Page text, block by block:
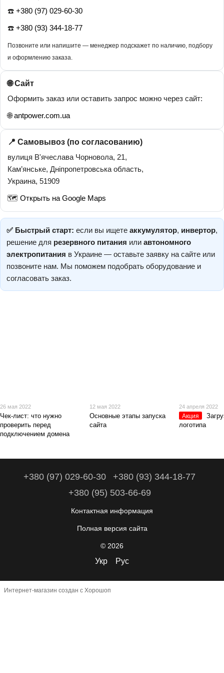
☎️ +380 (97) 029-60-30
☎️ +380 (93) 344-18-77
Позвоните или напишите — менеджер подскажет по наличию, подбору
и оформлению заказа.
🌐 Сайт
Оформить заказ или оставить запрос можно через сайт:
🌐antpower.com.ua
📍 Самовывоз (по согласованию)
вулиця В'ячеслава Чорновола, 21,
Кам’янське, Дніпропетровська область,
Украина, 51909
🗺️ Открыть на Google Maps
✅ Быстрый старт: если вы ищете аккумулятор, инвертор,
решение для резервного питания или автономного
электропитания в Украине — оставьте заявку на сайте или
позвоните нам. Мы поможем подобрать оборудование и
согласовать заказ.
26 мая 2022
Чек-лист: что нужно
проверить перед
подключением домена
12 мая 2022
Основные этапы запуска
сайта
24 апреля 2022
Акция
логотипа
+380 (97) 029-60-30
+380 (93) 344-18-77
+380 (95) 503-66-69
Контактная информация
Полная версия сайта
© 2026
Укр Рус
Интернет-магазин создан с Хорошоп